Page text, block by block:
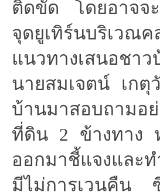
ติดขัด โดยอาจจ
จุดยูเทิร์นบริเว
แนวทางเสนอชา
นายสมเจตน์ เก
บ้านมาสอบถามอ
ที่ดิน 2 ข้างทาง
ออกมาชี้แจงและ
มีไม่การเวนคืน